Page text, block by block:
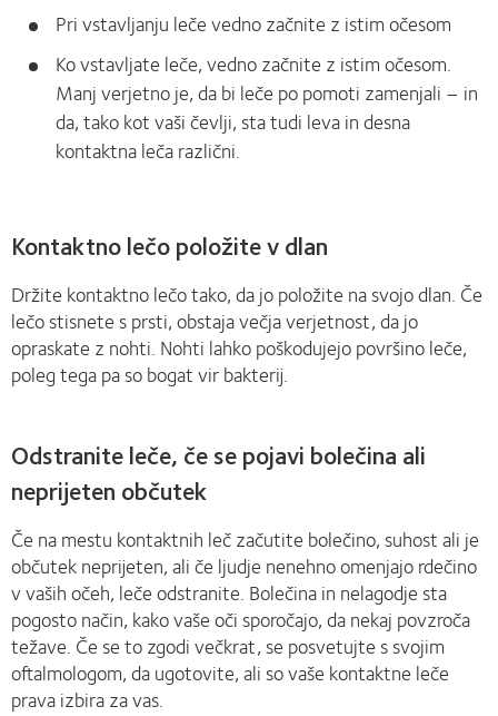
Pri vstavljanju leče vedno začnite z istim očesom
Ko vstavljate leče, vedno začnite z istim očesom.
Manj verjetno je, da bi leče po pomoti zamenjali – in
da, tako kot vaši čevlji, sta tudi leva in desna
kontaktna leča različni.
Kontaktno lečo položite v dlan
Držite kontaktno lečo tako, da jo položite na svojo dlan. Če
lečo stisnete s prsti, obstaja večja verjetnost, da jo
opraskate z nohti. Nohti lahko poškodujejo površino leče,
poleg tega pa so bogat vir bakterij.
Odstranite leče, če se pojavi bolečina ali
neprijeten občutek
Če na mestu kontaktnih leč začutite bolečino, suhost ali je
občutek neprijeten, ali če ljudje nenehno omenjajo rdečino
v vaših očeh, leče odstranite. Bolečina in nelagodje sta
pogosto način, kako vaše oči sporočajo, da nekaj povzroča
težave. Če se to zgodi večkrat, se posvetujte s svojim
oftalmologom, da ugotovite, ali so vaše kontaktne leče
prava izbira za vas.